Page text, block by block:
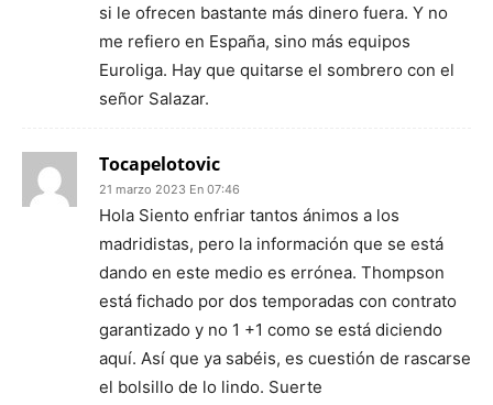
si le ofrecen bastante más dinero fuera. Y no
me refiero en España, sino más equipos
Euroliga. Hay que quitarse el sombrero con el
señor Salazar.
Tocapelotovic
21 marzo 2023 En 07:46
Hola Siento enfriar tantos ánimos a los
madridistas, pero la información que se está
dando en este medio es errónea. Thompson
está fichado por dos temporadas con contrato
garantizado y no 1 +1 como se está diciendo
aquí. Así que ya sabéis, es cuestión de rascarse
el bolsillo de lo lindo. Suerte